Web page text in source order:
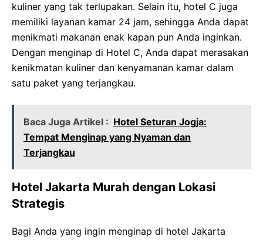
kuliner yang tak terlupakan. Selain itu, hotel C juga
memiliki layanan kamar 24 jam, sehingga Anda dapat
menikmati makanan enak kapan pun Anda inginkan.
Dengan menginap di Hotel C, Anda dapat merasakan
kenikmatan kuliner dan kenyamanan kamar dalam
satu paket yang terjangkau.
Baca Juga Artikel : Hotel Seturan Jogja:
Tempat Menginap yang Nyaman dan
Terjangkau
Hotel Jakarta Murah dengan Lokasi
Strategis
Bagi Anda yang ingin menginap di hotel Jakarta